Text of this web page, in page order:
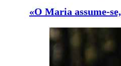
«O Maria assume-